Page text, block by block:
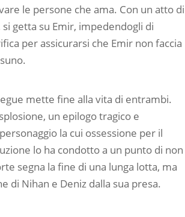
le persone che ama. Con un atto di
getta su Emir, impedendogli di
per assicurarsi che Emir non faccia
mette fine alla vita di entrambi.
un epilogo tragico e
la cui ossessione per il
lo ha condotto a un punto di non
segna la fine di una lunga lotta, ma
di Nihan e Deniz dalla sua presa.